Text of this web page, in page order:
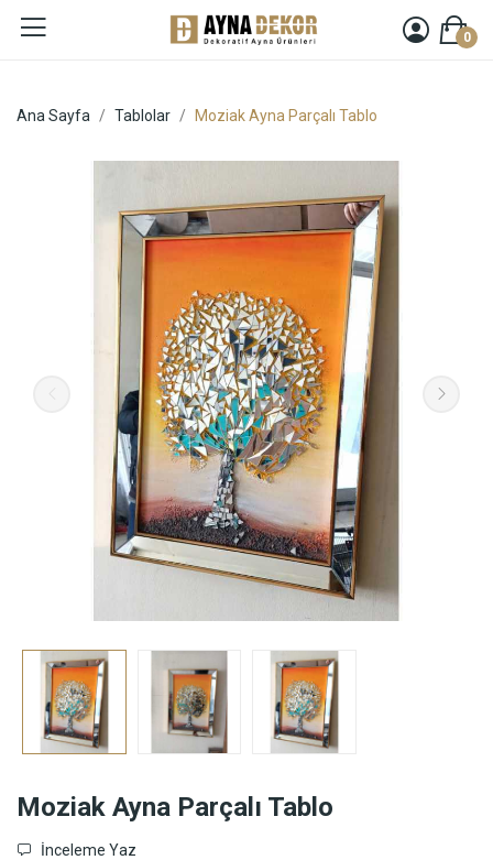
0
Ana Sayfa Tablolar Moziak Ayna Parçalı Tablo
Moziak Ayna Parçalı Tablo
İnceleme Yaz